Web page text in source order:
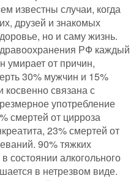
известны случаи, когда
друзей и знакомых
но и саму жизнь.
РФ каждый
умирает от причин,
30% мужчин и 15%
связана с
употребление
смертей от цирроза
23% смертей от
90% тяжких
состоянии алкогольного
в нетрезвом виде.